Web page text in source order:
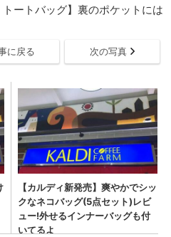
トートバッグ】裏のポケットには
に戻る 次の写真